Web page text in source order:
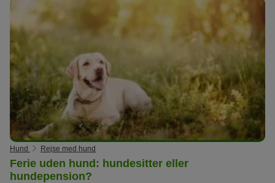
Hund Rejse med hund
Ferie uden hund: hundesitter eller
hundepension?